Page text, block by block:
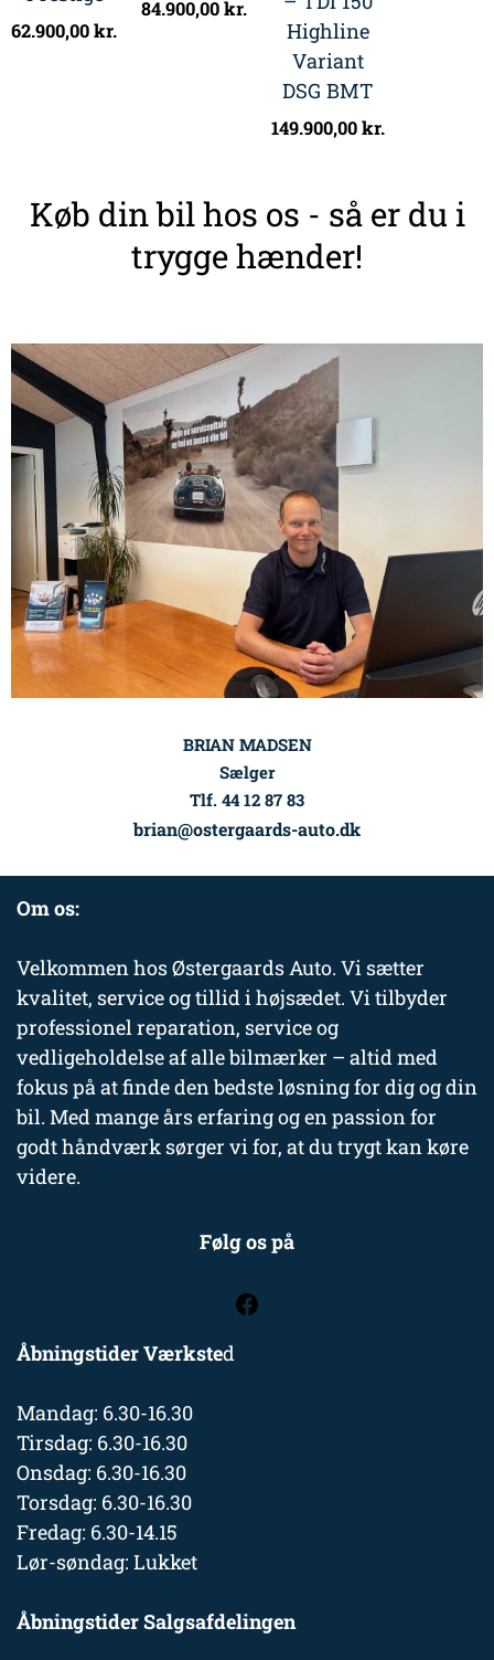
62.900,00kr.
84.900,00kr.
Highline
Variant
DSG BMT
149.900,00kr.
Køb din bil hos os - så er du i
trygge hænder!
BRIAN MADSEN
Sælger
Tlf. 44 12 87 83
brian@ostergaards-auto.dk
Om os:
Velkommen hos Østergaards Auto. Vi sætter
kvalitet, service og tillid i højsædet. Vi tilbyder
professionel reparation, service og
vedligeholdelse af alle bilmærker – altid med
fokus på at finde den bedste løsning for dig og din
bil. Med mange års erfaring og en passion for
godt håndværk sørger vi for, at du trygt kan køre
videre.
Følg os på
Åbningstider Værksted
Mandag: 6.30-16.30
Tirsdag: 6.30-16.30
Onsdag: 6.30-16.30
Torsdag: 6.30-16.30
Fredag: 6.30-14.15
Lør-søndag: Lukket
Åbningstider Salgsafdelingen